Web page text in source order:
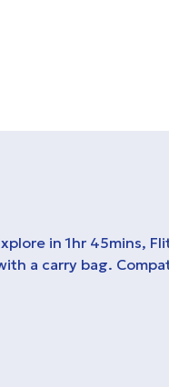
in 1hr 45mins,
a carry bag.